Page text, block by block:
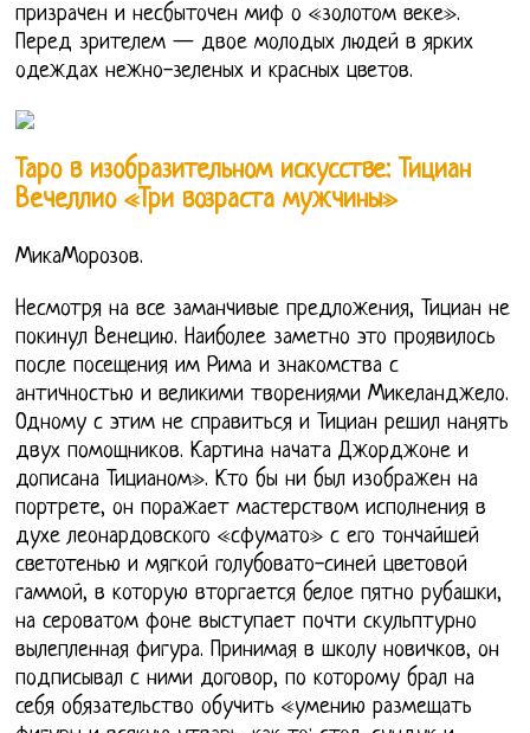
призрачен и несбыточен миф о «золотом веке».
Перед зрителем — двое молодых людей в ярких
одеждах нежно-зеленых и красных цветов.
Таро в изобразительном искусстве: Тициан
Вечеллио «Три возраста мужчины»
МикаМорозов.
Несмотря на все заманчивые предложения, Тициан не
покинул Венецию. Наиболее заметно это проявилось
после посещения им Рима и знакомства с
античностью и великими творениями Микеланджело.
Одному с этим не справиться и Тициан решил нанять
двух помощников. Картина начата Джорджоне и
дописана Тицианом». Кто бы ни был изображен на
портрете, он поражает мастерством исполнения в
духе леонардовского «сфумато» с его тончайшей
светотенью и мягкой голубовато-синей цветовой
гаммой, в которую вторгается белое пятно рубашки,
на сероватом фоне выступает почти скульптурно
вылепленная фигура. Принимая в школу новичков, он
подписывал с ними договор, по которому брал на
себя обязательство обучить «умению размещать